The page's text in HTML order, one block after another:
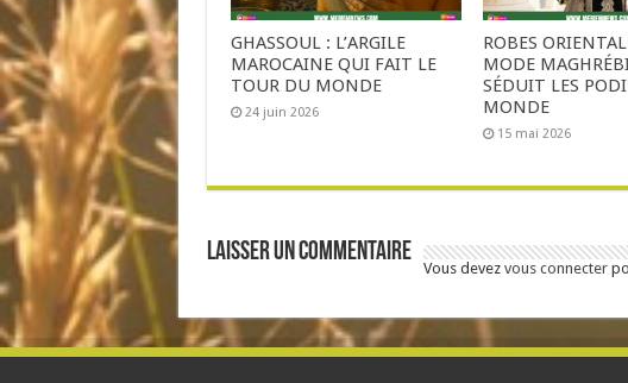
GHASSOUL : L’ARGILE
MAROCAINE QUI FAIT LE
TOUR DU MONDE
24 juin 2026
ROBES
MODE
SÉDUIT LES
MONDE
15 mai 2026
Laisser un commentaire
Vous devez vous connecter